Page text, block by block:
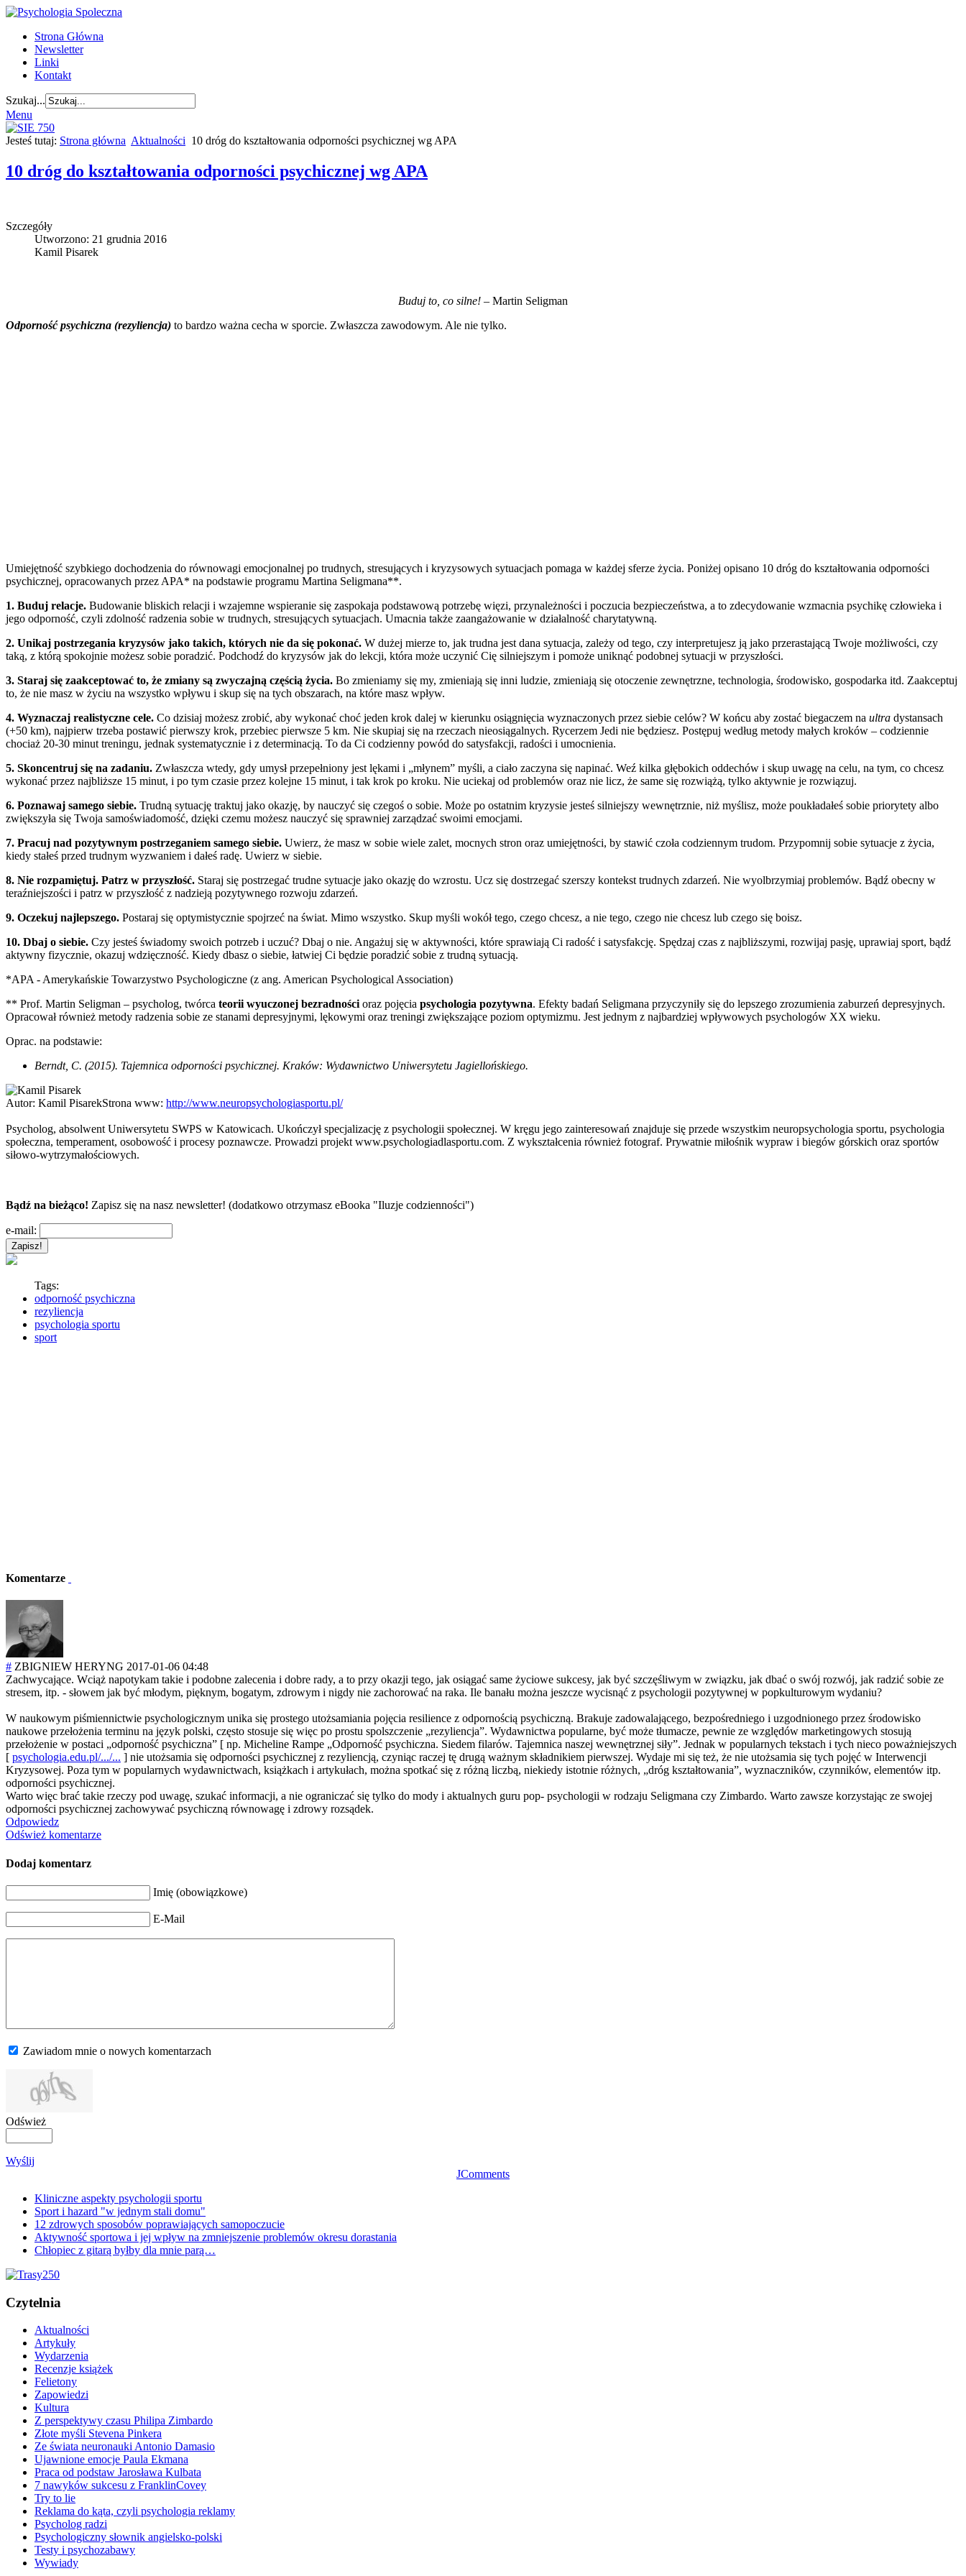
Strona Główna
Newsletter
Linki
Kontakt
Szukaj...
Menu
Jesteś tutaj: Strona główna Aktualności 10 dróg do kształtowania odporności psychicznej wg APA
10 dróg do kształtowania odporności psychicznej wg APA
Szczegóły
Utworzono: 21 grudnia 2016
Kamil Pisarek
Buduj to, co silne! – Martin Seligman
Odporność psychiczna (rezyliencja) to bardzo ważna cecha w sporcie. Zwłaszcza zawodowym. Ale nie tylko.
Umiejętność szybkiego dochodzenia do równowagi emocjonalnej po trudnych, stresujących i kryzysowych sytuacjach pomaga w każdej sferze życia. Poniżej opisano 10 dróg do kształtowania odporności
psychicznej, opracowanych przez APA* na podstawie programu Martina Seligmana**.
1. Buduj relacje. Budowanie bliskich relacji i wzajemne wspieranie się zaspokaja podstawową potrzebę więzi, przynależności i poczucia bezpieczeństwa, a to zdecydowanie wzmacnia psychikę człowieka i
jego odporność, czyli zdolność radzenia sobie w trudnych, stresujących sytuacjach. Umacnia także zaangażowanie w działalność charytatywną.
2. Unikaj postrzegania kryzysów jako takich, których nie da się pokonać. W dużej mierze to, jak trudna jest dana sytuacja, zależy od tego, czy interpretujesz ją jako przerastającą Twoje możliwości, czy
taką, z którą spokojnie możesz sobie poradzić. Podchodź do kryzysów jak do lekcji, która może uczynić Cię silniejszym i pomoże uniknąć podobnej sytuacji w przyszłości.
3. Staraj się zaakceptować to, że zmiany są zwyczajną częścią życia. Bo zmieniamy się my, zmieniają się inni ludzie, zmieniają się otoczenie zewnętrzne, technologia, środowisko, gospodarka itd. Zaakceptuj
to, że nie masz w życiu na wszystko wpływu i skup się na tych obszarach, na które masz wpływ.
4. Wyznaczaj realistyczne cele. Co dzisiaj możesz zrobić, aby wykonać choć jeden krok dalej w kierunku osiągnięcia wyznaczonych przez siebie celów? W końcu aby zostać biegaczem na ultra dystansach
(+50 km), najpierw trzeba postawić pierwszy krok, przebiec pierwsze 5 km. Nie skupiaj się na rzeczach nieosiągalnych. Rycerzem Jedi nie będziesz. Postępuj według metody małych kroków – codziennie
chociaż 20-30 minut treningu, jednak systematycznie i z determinacją. To da Ci codzienny powód do satysfakcji, radości i umocnienia.
5. Skoncentruj się na zadaniu. Zwłaszcza wtedy, gdy umysł przepełniony jest lękami i „młynem” myśli, a ciało zaczyna się napinać. Weź kilka głębokich oddechów i skup uwagę na celu, na tym, co chcesz
wykonać przez najbliższe 15 minut, i po tym czasie przez kolejne 15 minut, i tak krok po kroku. Nie uciekaj od problemów oraz nie licz, że same się rozwiążą, tylko aktywnie je rozwiązuj.
6. Poznawaj samego siebie. Trudną sytuację traktuj jako okazję, by nauczyć się czegoś o sobie. Może po ostatnim kryzysie jesteś silniejszy wewnętrznie, niż myślisz, może poukładałeś sobie priorytety albo
zwiększyła się Twoja samoświadomość, dzięki czemu możesz nauczyć się sprawniej zarządzać swoimi emocjami.
7. Pracuj nad pozytywnym postrzeganiem samego siebie. Uwierz, że masz w sobie wiele zalet, mocnych stron oraz umiejętności, by stawić czoła codziennym trudom. Przypomnij sobie sytuacje z życia,
kiedy stałeś przed trudnym wyzwaniem i dałeś radę. Uwierz w siebie.
8. Nie rozpamiętuj. Patrz w przyszłość. Staraj się postrzegać trudne sytuacje jako okazję do wzrostu. Ucz się dostrzegać szerszy kontekst trudnych zdarzeń. Nie wyolbrzymiaj problemów. Bądź obecny w
teraźniejszości i patrz w przyszłość z nadzieją pozytywnego rozwoju zdarzeń.
9. Oczekuj najlepszego. Postaraj się optymistycznie spojrzeć na świat. Mimo wszystko. Skup myśli wokół tego, czego chcesz, a nie tego, czego nie chcesz lub czego się boisz.
10. Dbaj o siebie. Czy jesteś świadomy swoich potrzeb i uczuć? Dbaj o nie. Angażuj się w aktywności, które sprawiają Ci radość i satysfakcję. Spędzaj czas z najbliższymi, rozwijaj pasję, uprawiaj sport, bądź
aktywny fizycznie, okazuj wdzięczność. Kiedy dbasz o siebie, łatwiej Ci będzie poradzić sobie z trudną sytuacją.
*APA - Amerykańskie Towarzystwo Psychologiczne (z ang. American Psychological Association)
** Prof. Martin Seligman – psycholog, twórca teorii wyuczonej bezradności oraz pojęcia psychologia pozytywna. Efekty badań Seligmana przyczyniły się do lepszego zrozumienia zaburzeń depresyjnych.
Opracował również metody radzenia sobie ze stanami depresyjnymi, lękowymi oraz treningi zwiększające poziom optymizmu. Jest jednym z najbardziej wpływowych psychologów XX wieku.
Oprac. na podstawie:
Berndt, C. (2015). Tajemnica odporności psychicznej. Kraków: Wydawnictwo Uniwersytetu Jagiellońskiego.
Autor: Kamil PisarekStrona www: http://www.neuropsychologiasportu.pl/
Psycholog, absolwent Uniwersytetu SWPS w Katowicach. Ukończył specjalizację z psychologii społecznej. W kręgu jego zainteresowań znajduje się przede wszystkim neuropsychologia sportu, psychologia
społeczna, temperament, osobowość i procesy poznawcze. Prowadzi projekt www.psychologiadlasportu.com. Z wykształcenia również fotograf. Prywatnie miłośnik wypraw i biegów górskich oraz sportów
siłowo-wytrzymałościowych.
Bądź na bieżąco! Zapisz się na nasz newsletter! (dodatkowo otrzymasz eBooka "Iluzje codzienności")
e-mail:
Tags:
odporność psychiczna
rezyliencja
psychologia sportu
sport
Komentarze
# ZBIGNIEW HERYNG 2017-01-06 04:48
Zachwycające. Wciąż napotykam takie i podobne zalecenia i dobre rady, a to przy okazji tego, jak osiągać same życiowe sukcesy, jak być szczęśliwym w związku, jak dbać o swój rozwój, jak radzić sobie ze
stresem, itp. - słowem jak być młodym, pięknym, bogatym, zdrowym i nigdy nie zachorować na raka. Ile banału można jeszcze wycisnąć z psychologii pozytywnej w popkulturowym wydaniu?
W naukowym piśmiennictwie psychologicznym unika się prostego utożsamiania pojęcia resilience z odpornością psychiczną. Brakuje zadowalającego, bezpośredniego i uzgodnionego przez środowisko
naukowe przełożenia terminu na język polski, często stosuje się więc po prostu spolszczenie „rezyliencja”. Wydawnictwa popularne, być może tłumacze, pewnie ze względów marketingowych stosują
przełożenie w postaci „odporność psychiczna” [ np. Micheline Rampe „Odporność psychiczna. Siedem filarów. Tajemnica naszej wewnętrznej siły”. Jednak w popularnych tekstach i tych nieco poważniejszych
[ psychologia.edu.pl/.../... ] nie utożsamia się odporności psychicznej z rezyliencją, czyniąc raczej tę drugą ważnym składnikiem pierwszej. Wydaje mi się też, że nie utożsamia się tych pojęć w Interwencji
Kryzysowej. Poza tym w popularnych wydawnictwach, książkach i artykułach, można spotkać się z różną liczbą, niekiedy istotnie różnych, „dróg kształtowania”, wyznaczników, czynników, elementów itp.
odporności psychicznej.
Warto więc brać takie rzeczy pod uwagę, szukać informacji, a nie ograniczać się tylko do mody i aktualnych guru pop- psychologii w rodzaju Seligmana czy Zimbardo. Warto zawsze korzystając ze swojej
odporności psychicznej zachowywać psychiczną równowagę i zdrowy rozsądek.
Odpowiedz
Odśwież komentarze
Dodaj komentarz
Imię (obowiązkowe)
E-Mail
Zawiadom mnie o nowych komentarzach
Odśwież
Wyślij
JComments
Kliniczne aspekty psychologii sportu
Sport i hazard "w jednym stali domu"
12 zdrowych sposobów poprawiających samopoczucie
Aktywność sportowa i jej wpływ na zmniejszenie problemów okresu dorastania
Chłopiec z gitarą byłby dla mnie parą…
Czytelnia
Aktualności
Artykuły
Wydarzenia
Recenzje książek
Felietony
Zapowiedzi
Kultura
Z perspektywy czasu Philipa Zimbardo
Złote myśli Stevena Pinkera
Ze świata neuronauki Antonio Damasio
Ujawnione emocje Paula Ekmana
Praca od podstaw Jarosława Kulbata
7 nawyków sukcesu z FranklinCovey
Try to lie
Reklama do kąta, czyli psychologia reklamy
Psycholog radzi
Psychologiczny słownik angielsko-polski
Testy i psychozabawy
Wywiady